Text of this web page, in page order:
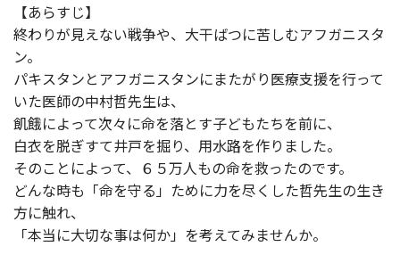
【あらすじ】
終わりが見えない戦争や、大干ばつに苦しむアフガニスタ
ン。
パキスタンとアフガニスタンにまたがり医療支援を行って
いた医師の中村哲先生は、
飢餓によって次々に命を落とす子どもたちを前に、
白衣を脱ぎすて井戸を掘り、用水路を作りました。
そのことによって、６５万人もの命を救ったのです。
どんな時も「命を守る」ために力を尽くした哲先生の生き
方に触れ、
「本当に大切な事は何か」を考えてみませんか。